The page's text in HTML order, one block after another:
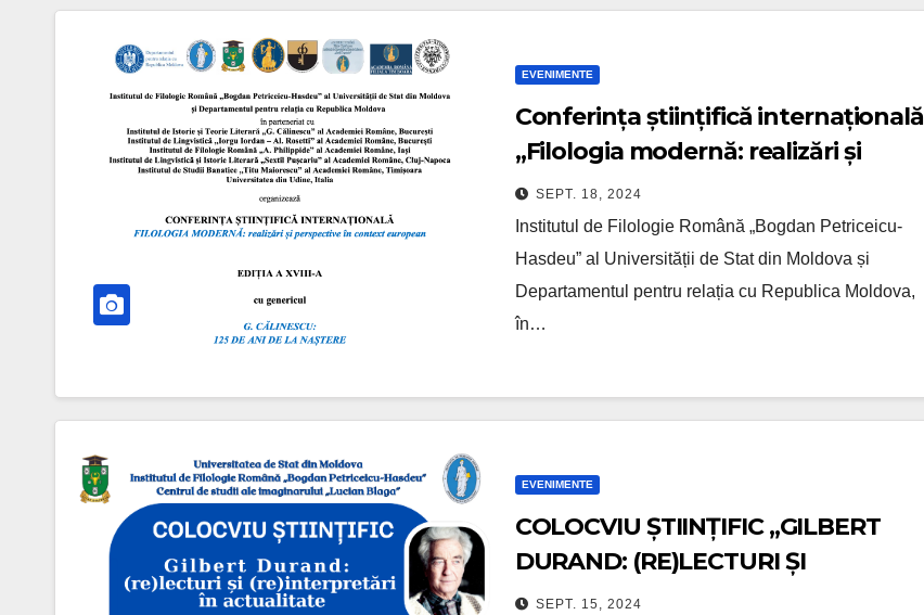
EVENIMENTE
Conferința științifică internațională
„Filologia modernă: realizări și
perspective în context european”
(ediția a XVIII-a), cu genericul „G.
Călinescu: 125 de ani de la naștere”.
SEPT. 18, 2024
Institutul de Filologie Română „Bogdan Petriceicu-
Hasdeu” al Universității de Stat din Moldova și
Departamentul pentru relația cu Republica Moldova,
în…
EVENIMENTE
СOLOCVIU ȘTIINȚIFIC „GILBERT
DURAND: (RE)LECTURI ȘI
(RE)INTERPRETĂRI ÎN
SEPT. 15, 2024